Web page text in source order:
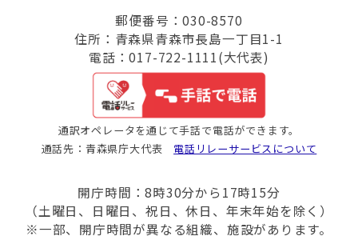
郵便番号：030-8570
住所：青森県青森市長島一丁目1-1
電話：017-722-1111(大代表)
通訳オペレータを通じて手話で電話ができます。
通話先：青森県庁大代表 電話リレーサービスについて
開庁時間：8時30分から17時15分
（土曜日、日曜日、祝日、休日、年末年始を除く）
※一部、開庁時間が異なる組織、施設があります。